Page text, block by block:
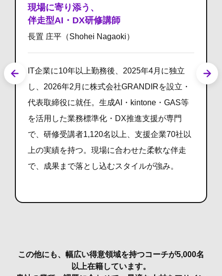
現場に寄り添う、
伴走型AI・DX研修講師
長置 庄平（Shohei Nagaoki）
IT企業に10年以上勤務後、2025年4月に独立
し、2026年2月に株式会社GRANDIRを設立・
代表取締役に就任。生成AI・kintone・GAS等
を活用した業務標準化・DX推進支援が専門
で、研修受講者1,120名以上、支援企業70社以
上の実績を持つ。現場に合わせた柔軟な伴走
で、成果まで落とし込むスタイルが強み。
この他にも、幅広い得意領域を持つコーチが5,000名
以上在籍しています。